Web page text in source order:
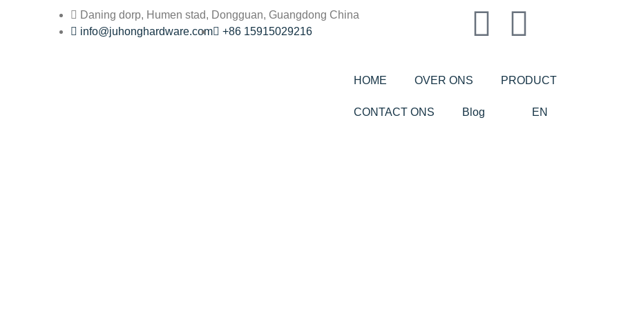
Daning dorp, Humen stad, Dongguan, Guangdong China
info@juhonghardware.com
+86 15915029216
HOME OVER ONS PRODUCT
CONTACT ONS Blog EN